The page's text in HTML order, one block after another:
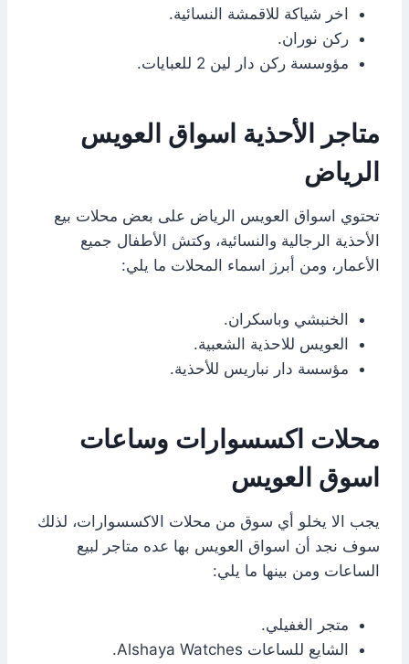
اخر شياكة للاقمشة النسائية.
ركن نوران.
مؤوسسة ركن دار لين 2 للعبايات.
متاجر الأحذية اسواق العويس
الرياض
تحتوي اسواق العويس الرياض على بعض محلات بيع
الأحذية الرجالية والنسائية، وكتش الأطفال جميع
الأعمار، ومن أبرز اسماء المحلات ما يلي:
الخنبشي وباسكران.
العويس للاحذية الشعبية.
مؤسسة دار نباريس للأحذية.
محلات اكسسوارات وساعات
اسوق العويس
يجب الا يخلو أي سوق من محلات الاكسسوارات، لذلك
سوف نجد أن اسواق العويس بها عده متاجر لبيع
الساعات ومن بينها ما يلي:
متجر الغفيلي.
الشايع للساعات Alshaya Watches.